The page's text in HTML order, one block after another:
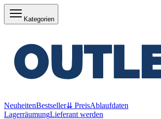
Kategorien
NeuheitenBestseller⇊ PreisAblaufdaten
LagerräumungLieferant werden